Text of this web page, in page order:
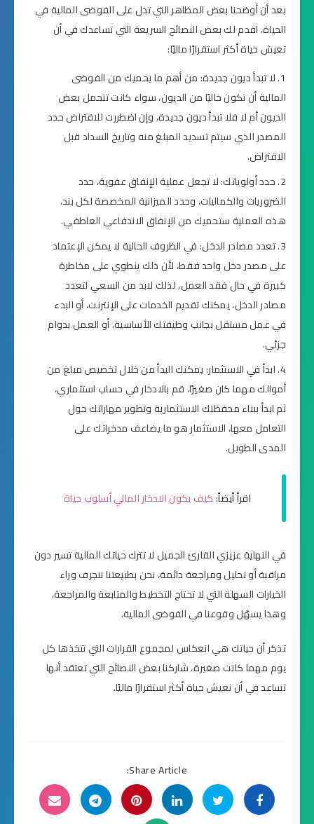
بعد أن أوضحنا بعض المظاهر التي تدل على الفوضى المالية في
الحياة، اقدم لك بعض النصائح السريعة التي تساعدك في أن
تعيش حياة أكثر استقرارًا ماليًا:
لا تبدأ ديون جديدة: من أهم ما يحميك من الفوضى
المالية أن تكون خاليًا من الديون، سواء كانت تتحمل بعض
الديون أم لا فلا تبدأ ديون جديدة، وإن اضطررت للاقتراض حدد
المصدر الذي سيتم تسديد المبلغ منه وتاريخ السداد قبل
الاقتراض.
حدد أولوياتك: لا تجعل عملية الإنفاق عفوية، حدد
الضروريات والكماليات، وحدد الميزانية المخصصة لكل بند،
هذه العملية ستحميك من الإنفاق الاندفاعي العاطفي.
تعدد مصادر الدخل: في الظروف الحالية لا يمكن الإعتماد
على مصدر دخل واحد فقط، لأن ذلك ينطوي على مخاطرة
كبيرة في حال فقد العمل، لذلك لابد من السعي لتعدد
مصادر الدخل، يمكنك تقديم الخدمات على الإنترنت، أو البدء
في عمل مستقل بجانب وظيفتك الأساسية، أو العمل بدوام
جزئي.
ابدأ في الاستثمار: يمكنك البدأ من خلال تخصيص مبلغ من
أموالك مهما كان صغيرًا، قم بالادخار في حساب استثماري،
ثم ابدأ ببناء محفظتك الاستثمارية وتطوير مهاراتك حول
التعامل معها، الاستثمار هو ما يضاعف مدخراتك على
المدى الطويل.
اقرأ أيضاً:كيف يكون الادخار المالي أسلوب حياة
في النهاية عزيزي القارئ الجميل لا تترك حياتك المالية تسير دون
مراقبة أو تحليل ومراجعة دائمة، نحن بطبيعتنا ننجرف وراء
الخيارات السهلة التي لا تحتاج التخطيط والمتابعة والمراجعة،
وهذا يسهّل وقوعنا في الفوضى المالية.
تذكر أن حياتك هي انعكاس لمجموع القرارات التي تتخذها كل
يوم مهما كانت صغيرة، شاركنا بعض النصائح التي تعتقد أنها
تساعد في أن نعيش حياة أكثر استقرارًا ماليًا.
Share Article: